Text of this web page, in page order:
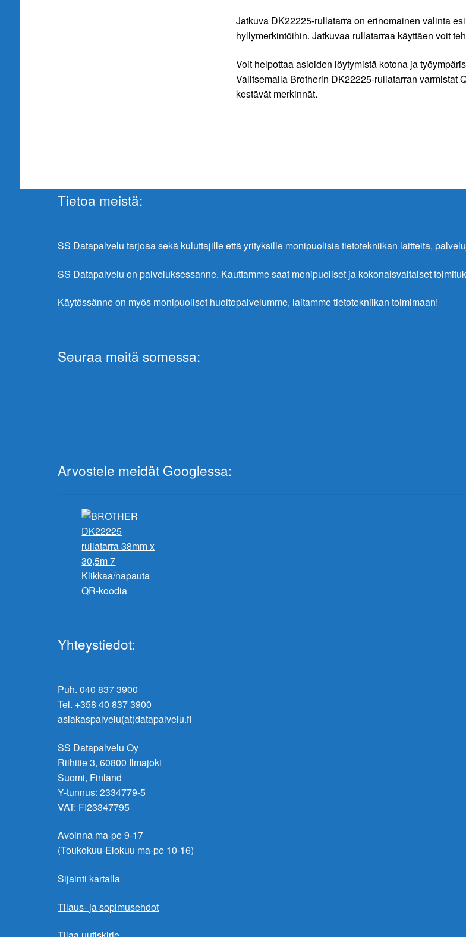
Jatkuva DK22225-rullatarra on erinomainen valinta
hyllymerkintöihin. Jatkuvaa rullatarraa käyttäen voit
Voit helpottaa asioiden löytymistä kotona ja
Valitsemalla Brotherin DK22225-rullatarran varmistat
kestävät merkinnät.
Tietoa meistä:
SS Datapalvelu tarjoaa sekä kuluttajille että yrityksille monipuolisia tietotekniikan laitteita,
SS Datapalvelu on palveluksessanne. Kauttamme saat monipuoliset ja kokonaisvaltaiset
Käytössänne on myös monipuoliset huoltopalvelumme, laitamme tietotekniikan toimimaan!
Seuraa meitä somessa:
Arvostele meidät Googlessa:
Klikkaa/napauta
QR-koodia
Yhteystiedot:
Puh. 040 837 3900
Tel. +358 40 837 3900
asiakaspalvelu(at)datapalvelu.fi
SS Datapalvelu Oy
Riihitie 3, 60800 Ilmajoki
Suomi, Finland
Y-tunnus: 2334779-5
VAT: FI23347795
Avoinna ma-pe 9-17
(Toukokuu-Elokuu ma-pe 10-16)
Sijainti kartalla
Tilaus- ja sopimusehdot